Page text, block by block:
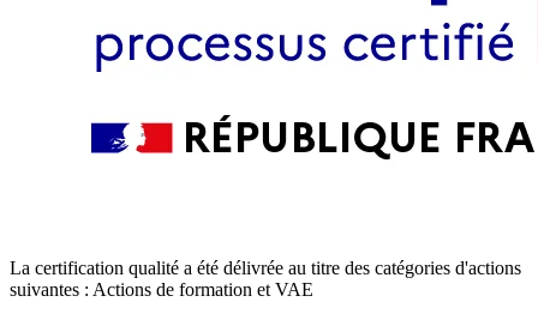
La certification qualité a été délivrée au titre des catégories d'actions
suivantes : Actions de formation et VAE